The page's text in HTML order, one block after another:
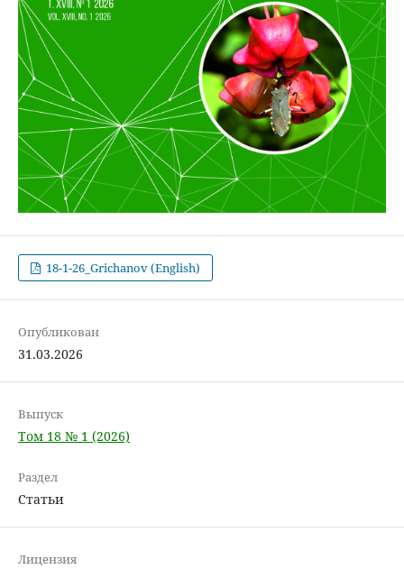
18-1-26_Grichanov (English)
Опубликован
31.03.2026
Выпуск
Том 18 № 1 (2026)
Раздел
Статьи
Лицензия